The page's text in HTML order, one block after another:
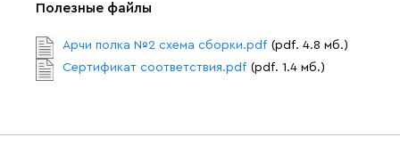
Полезные файлы
Арчи полка №2 схема сборки.pdf (pdf. 4.8 мб.)
Сертификат соответствия.pdf (pdf. 1.4 мб.)